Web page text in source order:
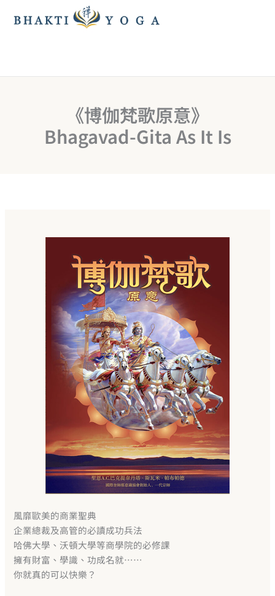
容
《博伽梵歌原意》
Bhagavad-Gita As It Is
風靡歐美的商業聖典
企業總裁及高管的必讀成功兵法
哈佛大學、沃頓大學等商學院的必修課
擁有財富、學識、功成名就……
你就真的可以快樂？